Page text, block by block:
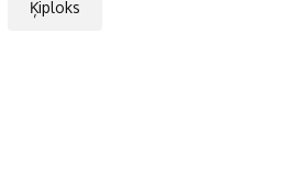
Ķiploks